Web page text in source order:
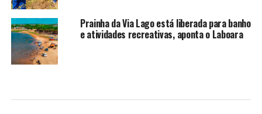
Prainha da Via Lago está liberada para banho
e atividades recreativas, aponta o Laboara